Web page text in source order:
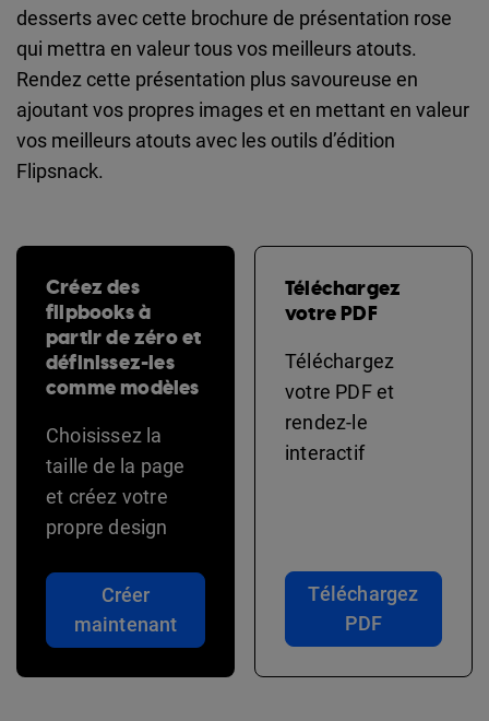
desserts avec cette brochure de présentation rose
qui mettra en valeur tous vos meilleurs atouts.
Rendez cette présentation plus savoureuse en
ajoutant vos propres images et en mettant en valeur
vos meilleurs atouts avec les outils d’édition
Flipsnack.
Créez des
flipbooks à
partir de zéro et
définissez-les
comme modèles
Choisissez la
taille de la page
et créez votre
propre design
Créer
maintenant
Téléchargez
votre PDF
Téléchargez
votre PDF et
rendez-le
interactif
Téléchargez
PDF